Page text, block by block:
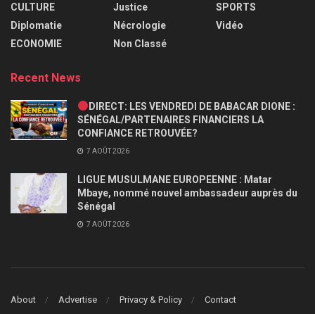
CULTURE
Diplomatie
ECONOMIE
Justice
Nécrologie
Non Classé
SPORTS
Vidéo
Recent News
DIRECT: LES VENDREDI DE BABACAR DIONE :
SÉNÉGAL/PARTENAIRES FINANCIERS LA
CONFIANCE RETROUVÉE?
7 AOÛT 2026
LIGUE MUSULMANE EUROPEENNE : Matar
Mbaye, nommé nouvel ambassadeur auprès du
Sénégal
7 AOÛT 2026
About Advertise Privacy & Policy Contact